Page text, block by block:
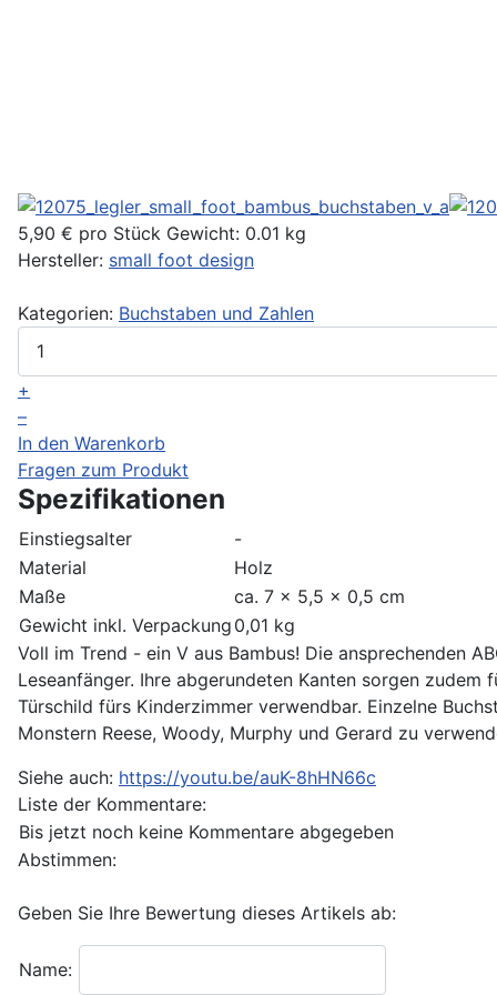
5,90 € pro Stück Gewicht: 0.01 kg
Hersteller: small foot design
Kategorien: Buchstaben und Zahlen
+
–
In den Warenkorb
Fragen zum Produkt
Spezifikationen
Einstiegsalter
-
Material
Holz
Maße
ca. 7 x 5,5 x 0,5 cm
Gewicht inkl. Verpackung 0,01 kg
Voll im Trend - ein V aus Bambus! Die ansprechenden
Leseanfänger. Ihre abgerundeten Kanten sorgen
Türschild fürs Kinderzimmer verwendbar. Einzelne
Monstern Reese, Woody, Murphy und Gerard zu
Siehe auch: https://youtu.be/auK-8hHN66c
Liste der Kommentare:
Bis jetzt noch keine Kommentare abgegeben
Abstimmen:
Geben Sie Ihre Bewertung dieses Artikels ab:
Name: